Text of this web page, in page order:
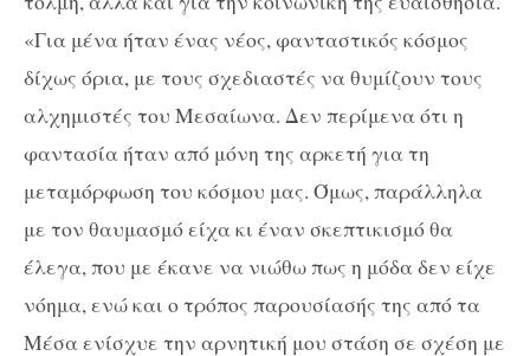
«Για μένα ήταν ένας νέος, φανταστικός κόσμος
δίχως όρια, με τους σχεδιαστές να θυμίζουν τους
αλχημιστές του Μεσαίωνα. Δεν περίμενα ότι η
φαντασία ήταν από μόνη της αρκετή για τη
μεταμόρφωση του κόσμου μας. Όμως, παράλληλα
με τον θαυμασμό είχα κι έναν σκεπτικισμό θα
έλεγα, που με έκανε να νιώθω πως η μόδα δεν είχε
νόημα, ενώ και ο τρόπος παρουσίασής της από τα
Μέσα ενίσχυε την αρνητική μου στάση σε σχέση με